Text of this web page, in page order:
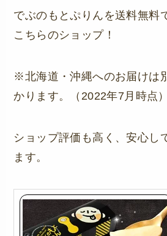
でぶのもとぷりんを送料無料
こちらのショップ！
※北海道・沖縄へのお届けは
かります。（2022年7月時点）
ショップ評価も高く、安心し
ます。